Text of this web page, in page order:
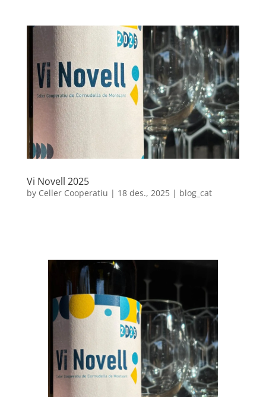
Vi Novell 2025
by Celler Cooperatiu | 18 des., 2025| blog_cat